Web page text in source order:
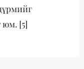
юм. [5]